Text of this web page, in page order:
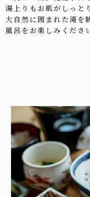
湯上りもお肌がしっと
大自然に囲まれた滝を
風呂をお楽しみくださ